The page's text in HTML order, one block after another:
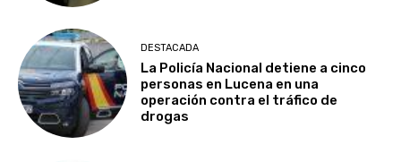
DESTACADA
La Policía Nacional detiene a cinco
personas en Lucena en una
operación contra el tráfico de
drogas